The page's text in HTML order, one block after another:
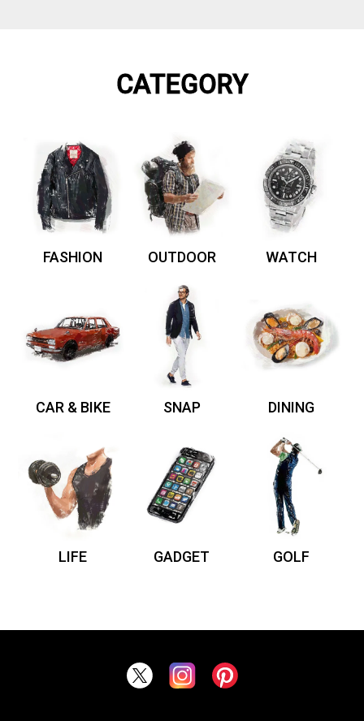
CATEGORY
FASHION OUTDOOR WATCH
CAR & BIKE SNAP DINING
LIFE GADGET GOLF